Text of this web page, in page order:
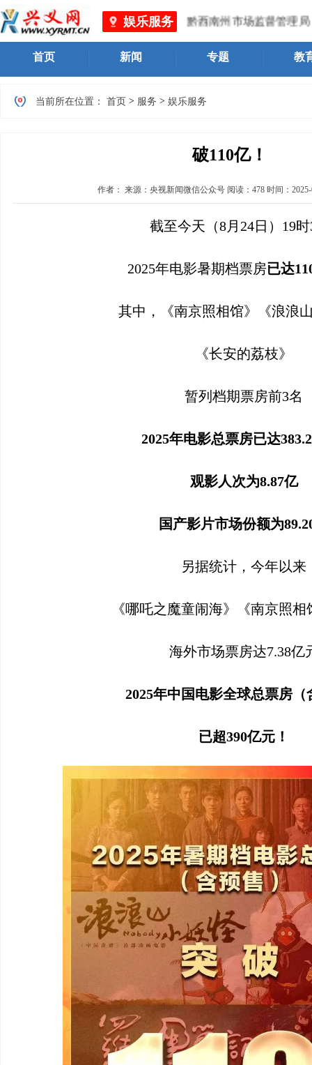
娱乐服务
黔西南州市场监督管理局 、黔西
首页 新闻 专题 教
当前所在位置： 首页 > 服务 > 娱乐服务
破110亿！
作者： 来源：央视新闻微信公众号 阅读： 478 时间：
截至今天（8月24日）19
2025年电影暑期档票房已达
其中，《南京照相馆》《浪浪
《长安的荔枝》
暂列档期票房前3名
2025年电影总票房已达
观影人次为8.87亿
国产影片市场份额为
另据统计，今年以来
《哪吒之魔童闹海》《南京照
海外市场票房达7.38亿
2025年中国电影全球总票房（
已超390亿元！